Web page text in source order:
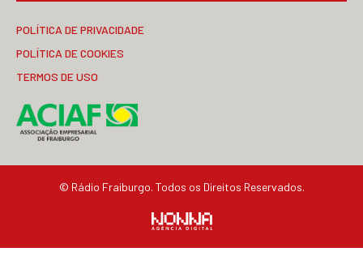
POLÍTICA DE PRIVACIDADE
POLÍTICA DE COOKIES
TERMOS DE USO
© Rádio Fraiburgo. Todos os Direitos Reservados.